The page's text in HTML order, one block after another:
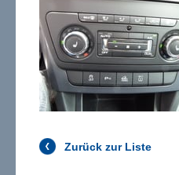
Zurück zur Liste